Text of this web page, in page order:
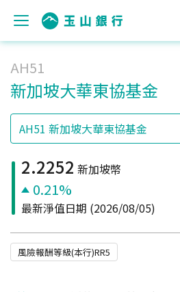
AH51
新加坡大華東協基金
2.2252 新加坡幣
0.21%
最新淨值日期 (2026/08/05)
風險報酬等級(本行)RR5